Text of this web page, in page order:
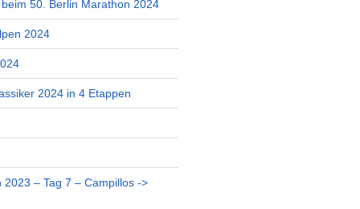
50. Berlin Marathon 2024
2024
2024 in 4 Etappen
2023 – Tag 7 – Campillos ->